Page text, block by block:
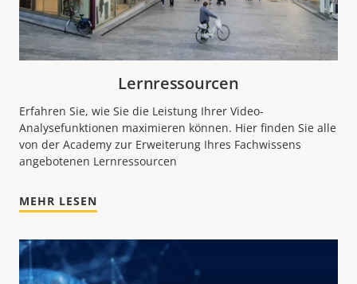
Lernressourcen
Erfahren Sie, wie Sie die Leistung Ihrer Video-
Analysefunktionen maximieren können. Hier finden Sie alle
von der Academy zur Erweiterung Ihres Fachwissens
angebotenen Lernressourcen
MEHR LESEN